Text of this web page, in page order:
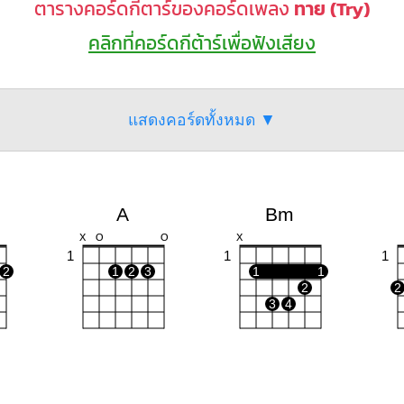
ตารางคอร์ดกีตาร์ของคอร์ดเพลง ทาย (Try)
คลิกที่คอร์ดกีต้าร์เพื่อฟังเสียง
แสดงคอร์ดทั้งหมด ▼
2
A
X O O
1
1 2 3
Bm
X
1
1
1
2
3
4
1
2